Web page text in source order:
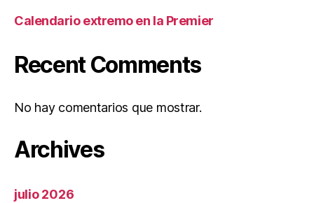
Calendario extremo en la Premier
Recent Comments
No hay comentarios que mostrar.
Archives
julio 2026